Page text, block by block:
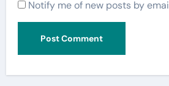
Notify me of new posts by